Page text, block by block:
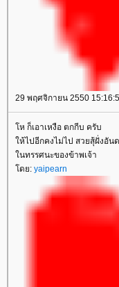
29 พฤศจิกายน 2550
ห ก็เอาเหงือ ตกกีบ ครับ
ห้ไปอีกคงไม่ไป สวยสุ้ฝั่งอัน
นทรรศนะของข้าพเจ้า
ดย: yaipearn